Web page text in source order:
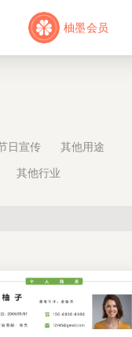
柚墨会员
日宣传 其他用途
其他行业